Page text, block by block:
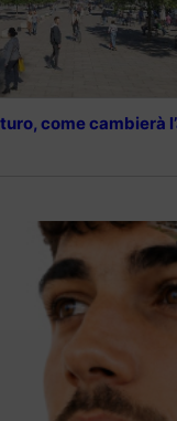
come cambierà